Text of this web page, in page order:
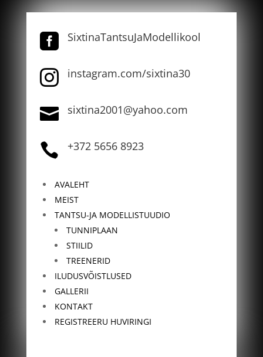
 SixtinaTantsuJaModellikool
 instagram.com/sixtina30
 sixtina2001@yahoo.com
 +372 5656 8923
AVALEHT
MEIST
TANTSU-JA MODELLISTUUDIO
TUNNIPLAAN
STIILID
TREENERID
ILUDUSVÕISTLUSED
GALLERII
KONTAKT
REGISTREERU HUVIRINGI